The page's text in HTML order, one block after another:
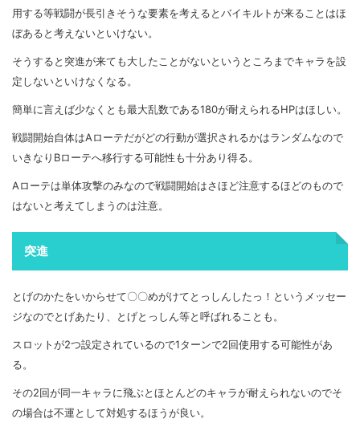
用する等戦闘が長引きそうな要素を考えるとバイキルトが来ることはほ
ぼあると考えないといけない。
そうすると突進が来ても大したことがないというところまでキャラを設
定しないといけなくなる。
簡単に言えば少なくとも最大乱数である180が耐えられるHPはほしい。
戦闘開始自体はAローテだがどの行動が選択されるかはランダムなので
いきなりBローテへ移行する可能性も十分あり得る。
Aローテは単体攻撃のみなので戦闘開始はさほど注意するほどのもので
はないと考えてしまうのは注意。
突進
とげのかたをいからせて〇〇めがけてとっしんしたっ！というメッセー
ジなのでとげあたり、とげとっしん等と呼ばれることも。
スロットが2つ設定されているので1ターンで2回使用する可能性があ
る。
その2回が同一キャラに飛ぶとほとんどのキャラが耐えられないのでそ
の場合は不運として対処するほうが良い。